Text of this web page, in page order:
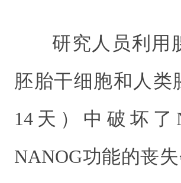
研究人员利用
胚胎干细胞和人
14天）中破坏了
NANOG功能的丧